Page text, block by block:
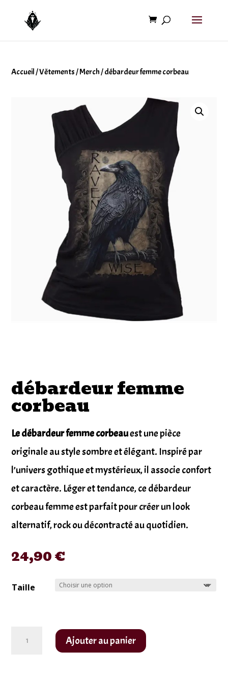
Accueil/Vêtements/Merch/ débardeur femme corbeau
débardeur femme
corbeau
Le débardeur femme corbeauest une pièce
originale au style sombre et élégant. Inspiré par
l’univers gothique et mystérieux, il associe confort
et caractère. Léger et tendance, ce débardeur
corbeau femme est parfait pour créer un look
alternatif, rock ou décontracté au quotidien.
24,90€
Taille
Ajouter au panier